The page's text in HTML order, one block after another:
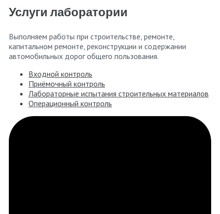
Услуги лаборатории
Выполняем работы при строительстве, ремонте,
капитальном ремонте, реконструкции и содержании
автомобильных дорог общего пользования.
Входной контроль
Приёмочный контроль
Лабораторные испытания строительных материалов
Операционный контроль